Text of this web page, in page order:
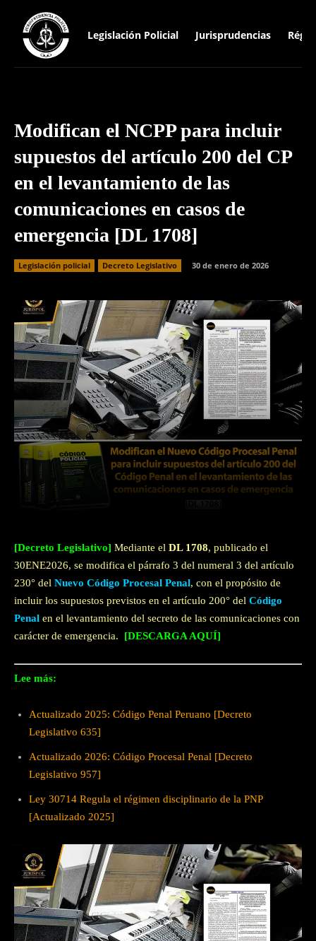
Legislación Policial Jurisprudencias
Modifican el NCPP para incluir
supuestos del artículo 200 del CP
en el levantamiento de las
comunicaciones en casos de
emergencia [DL 1708]
Legislación policial Decreto Legislativo 30 de enero de 2026
Twitter WhatsApp
[Decreto Legislativo] Mediante el DL 1708, publicado el
30ENE2026, se modifica el párrafo 3 del numeral 3 del artículo
230° del Nuevo Código Procesal Penal, con el propósito de
incluir los supuestos previstos en el artículo 200° del Código
Penal en el levantamiento del secreto de las comunicaciones con
carácter de emergencia.
[DESCARGA AQUÍ]
Lee más:
Actualizado 2025: Código Penal Peruano [Decreto
Legislativo 635]
Actualizado 2026: Código Procesal Penal [Decreto
Legislativo 957]
Ley 30714 Regula el régimen disciplinario de la PNP
[Actualizado 2025]